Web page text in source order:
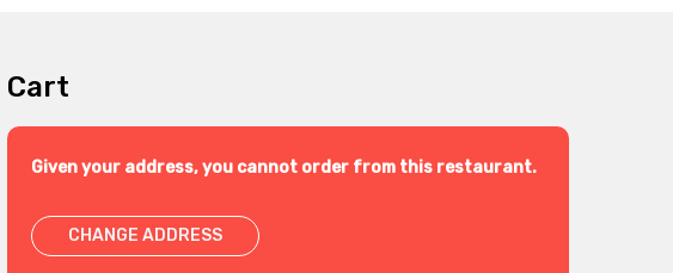
Cart
Given your address, you cannot order from this restaurant.
CHANGE ADDRESS